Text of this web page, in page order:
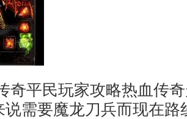
平民玩家攻略热血传
说需要魔龙刀兵而现在路